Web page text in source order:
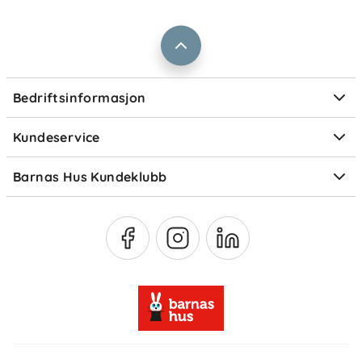
Bedriftsinformasjon
Størrelsesguider
Kundeservice
Ofte stilte spørsmål
Om Klarna
Barnas Hus Kundeklubb
Medlemsvilkår